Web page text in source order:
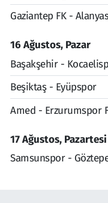
Gaziantep FK -
16 Ağustos, Pazar
Başakşehir -
Beşiktaş - Eyüpspor
Amed - Erzurumspor
17 Ağustos, Pazartesi
Samsunspor -